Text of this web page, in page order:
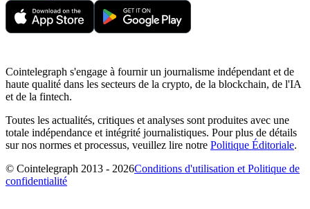
Cointelegraph s'engage à fournir un journalisme indépendant et de
haute qualité dans les secteurs de la crypto, de la blockchain, de l'IA
et de la fintech.
Toutes les actualités, critiques et analyses sont produites avec une
totale indépendance et intégrité journalistiques. Pour plus de détails
sur nos normes et processus, veuillez lire notre Politique Éditoriale.
© Cointelegraph 2013 - 2026Conditions d'utilisation et Politique de
confidentialité